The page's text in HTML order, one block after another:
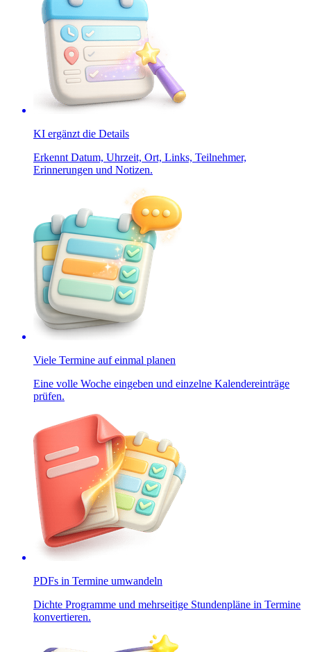
KI ergänzt die Details
Erkennt Datum, Uhrzeit, Ort, Links, Teilnehmer,
Erinnerungen und Notizen.
Viele Termine auf einmal planen
Eine volle Woche eingeben und einzelne Kalendereinträge
prüfen.
PDFs in Termine umwandeln
Dichte Programme und mehrseitige Stundenpläne in Termine
konvertieren.